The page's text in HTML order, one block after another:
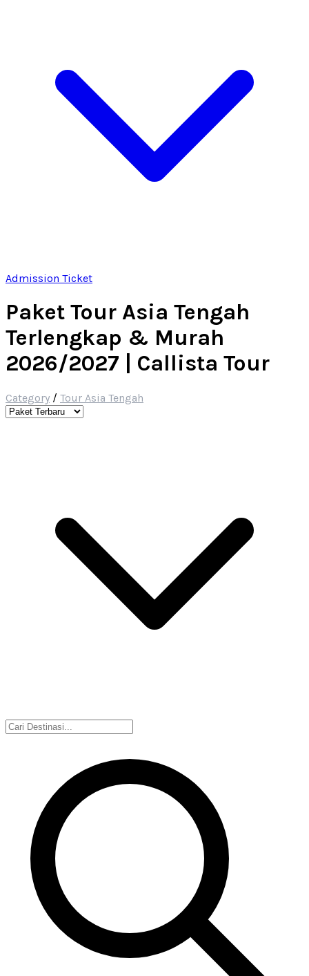
Admission Ticket
Paket Tour Asia Tengah
Terlengkap & Murah
2026/2027 | Callista Tour
Category / Tour Asia Tengah